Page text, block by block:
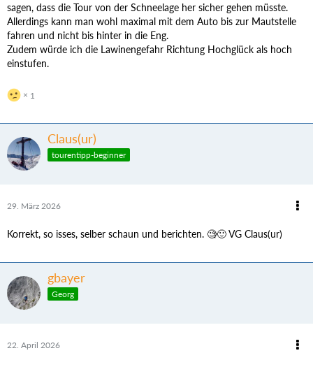
sagen, dass die Tour von der Schneelage her sicher gehen müsste.
Allerdings kann man wohl maximal mit dem Auto bis zur Mautstelle
fahren und nicht bis hinter in die Eng.
Zudem würde ich die Lawinengefahr Richtung Hochglück als hoch
einstufen.
1
Claus(ur)
tourentipp-beginner
29. März 2026
Korrekt, so isses, selber schaun und berichten. 🧐🙂 VG Claus(ur)
gbayer
Georg
22. April 2026